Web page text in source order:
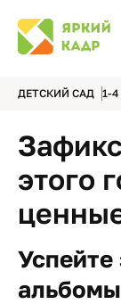
ДЕТСКИЙ САД 1-
этого
Успейте